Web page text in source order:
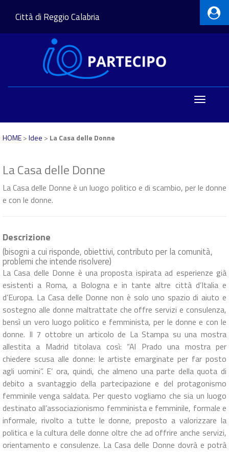
Città di Reggio Calabria
Toggle
HOME>Idee > La Casa delle Donne
La Casa delle Donne
La Casa delle Donne è un luogo politico e di scambio, per le donne
e con le donne.
Descrizione
(bisogni a cui risponde, obiettivi, contributo per la comunità,
problemi che intende risolvere)
La Casa delle Donne è una proposta ispirata ad esperienze già
esistenti a Roma, a Bologna e in tante altre città d’Italia e
d’Europa. La Casa delle Donne non è solo uno spazio di aiuto e
sostegno alle donne maltrattate che offre servizi e consulenza,
bensì un vero luogo politico e femminista, per le donne e con le
donne. Il 7 ottobre un articolo de La Stampa su una mostra
allestita a Madrid titolava così: “Al Prado una mostra per
chiedere scusa alle donne: le artiste emarginate per far posto
agli uomini”. E’ ora, quindi, che almeno una parte della quota di
debito a svantaggio della partecipazione e del protagonismo
femminile venga saldata. Per questo vogliamo che sia un luogo
destinato all’associazionismo femminista e femminile, formale e
informale, rivolto a tutte le donne, preposto a valorizzare la
politica e la cultura delle donne oltre che ad offrire anche servizi,
orientamento e consulenze. La Casa delle Donne dovrà e potrà